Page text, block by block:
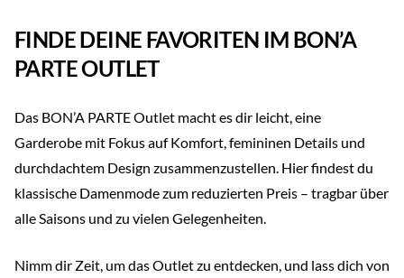
FINDE DEINE FAVORITEN IM BON’A
PARTE OUTLET
Das BON’A PARTE Outlet macht es dir leicht, eine
Garderobe mit Fokus auf Komfort, femininen Details und
durchdachtem Design zusammenzustellen. Hier findest du
klassische Damenmode zum reduzierten Preis – tragbar über
alle Saisons und zu vielen Gelegenheiten.
Nimm dir Zeit, um das Outlet zu entdecken, und lass dich von